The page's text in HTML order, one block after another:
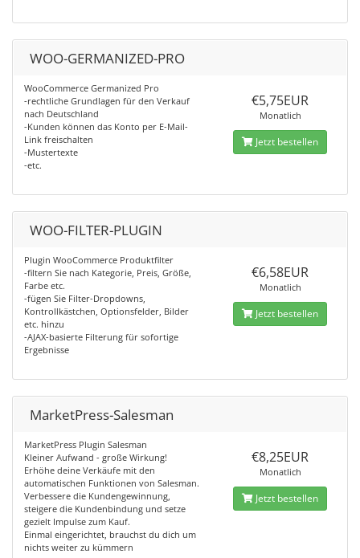
WOO-GERMANIZED-PRO
WooCommerce Germanized Pro
-rechtliche Grundlagen für den Verkauf
nach Deutschland
-Kunden können das Konto per E-Mail-
Link freischalten
-Mustertexte
-etc.
€5,75EUR
Monatlich
Jetzt bestellen
WOO-FILTER-PLUGIN
Plugin WooCommerce Produktfilter
-filtern Sie nach Kategorie, Preis, Größe,
Farbe etc.
-fügen Sie Filter-Dropdowns,
Kontrollkästchen, Optionsfelder, Bilder
etc. hinzu
-AJAX-basierte Filterung für sofortige
Ergebnisse
€6,58EUR
Monatlich
Jetzt bestellen
MarketPress-Salesman
MarketPress Plugin Salesman
Kleiner Aufwand - große Wirkung!
Erhöhe deine Verkäufe mit den
automatischen Funktionen von Salesman.
Verbessere die Kundengewinnung,
steigere die Kundenbindung und setze
gezielt Impulse zum Kauf.
Einmal eingerichtet, brauchst du dich um
nichts weiter zu kümmern
€8,25EUR
Monatlich
Jetzt bestellen